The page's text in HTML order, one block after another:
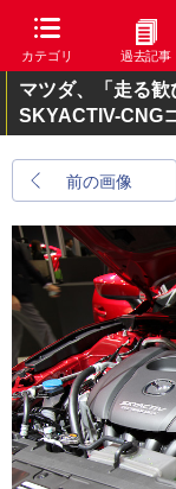
カテゴリ 過去記事
マツダ、「走る
SKYACTIV-CNG
前の画像